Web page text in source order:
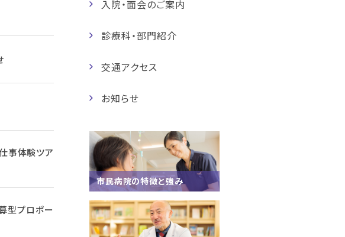
体験ツア
型プロポー
入院・面会のご案内
診療科・部門紹介
交通アクセス
お知らせ
市民病院の特徴と強み